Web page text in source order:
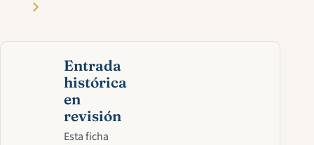
Entrada
histórica
en
revisión
Esta ficha